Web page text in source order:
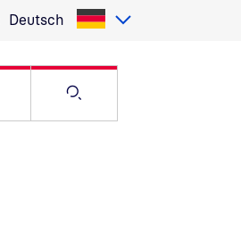
Deutsch
öffnen
Service Menü öffnen
Suche öffnen